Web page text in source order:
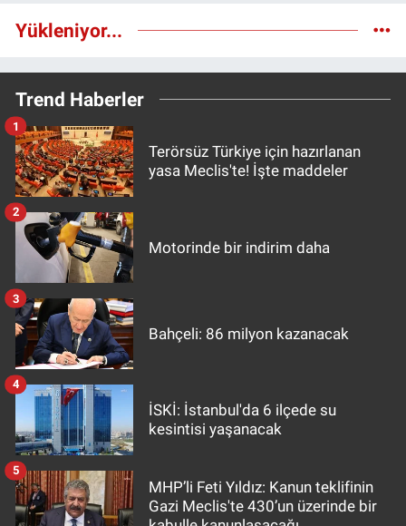
Yükleniyor...
Trend Haberler
Terörsüz Türkiye için hazırlanan
yasa Meclis'te! İşte maddeler
1
Motorinde bir indirim daha
2
Bahçeli: 86 milyon kazanacak
3
İSKİ: İstanbul'da 6 ilçede su
kesintisi yaşanacak
4
MHP’li Feti Yıldız: Kanun teklifinin
Gazi Meclis'te 430’un üzerinde bir
5